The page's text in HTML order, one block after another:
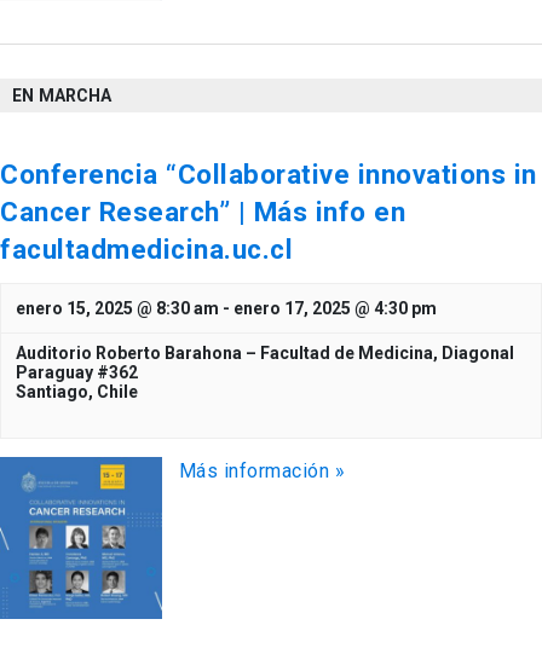
EN MARCHA
Conferencia “Collaborative innovations in
Cancer Research” | Más info en
facultadmedicina.uc.cl
enero 15, 2025 @ 8:30 am - enero 17, 2025 @ 4:30 pm
Auditorio Roberto Barahona – Facultad de Medicina, Diagonal
Paraguay #362
Santiago, Chile
Más información »